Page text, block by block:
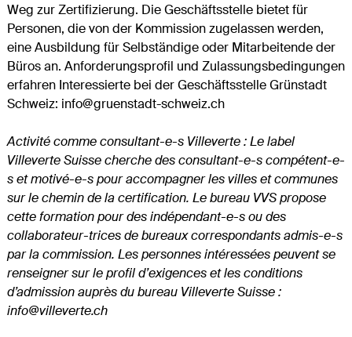
Weg zur Zertifizierung. Die Geschäftsstelle bietet für
Personen, die von der Kommission zugelassen werden,
eine Ausbildung für Selbständige oder Mitarbeitende der
Büros an. Anforderungsprofil und Zulassungsbedingungen
erfahren Interessierte bei der Geschäftsstelle Grünstadt
Schweiz: info@gruenstadt-schweiz.ch
Activité comme consultant-e-s Villeverte : Le label
Villeverte Suisse cherche des consultant-e-s compétent-e-
s et motivé-e-s pour accompagner les villes et communes
sur le chemin de la certification. Le bureau VVS propose
cette formation pour des indépendant-e-s ou des
collaborateur-trices de bureaux correspondants admis-e-s
par la commission. Les personnes intéressées peuvent se
renseigner sur le profil d’exigences et les conditions
d’admission auprès du bureau Villeverte Suisse :
info@villeverte.ch